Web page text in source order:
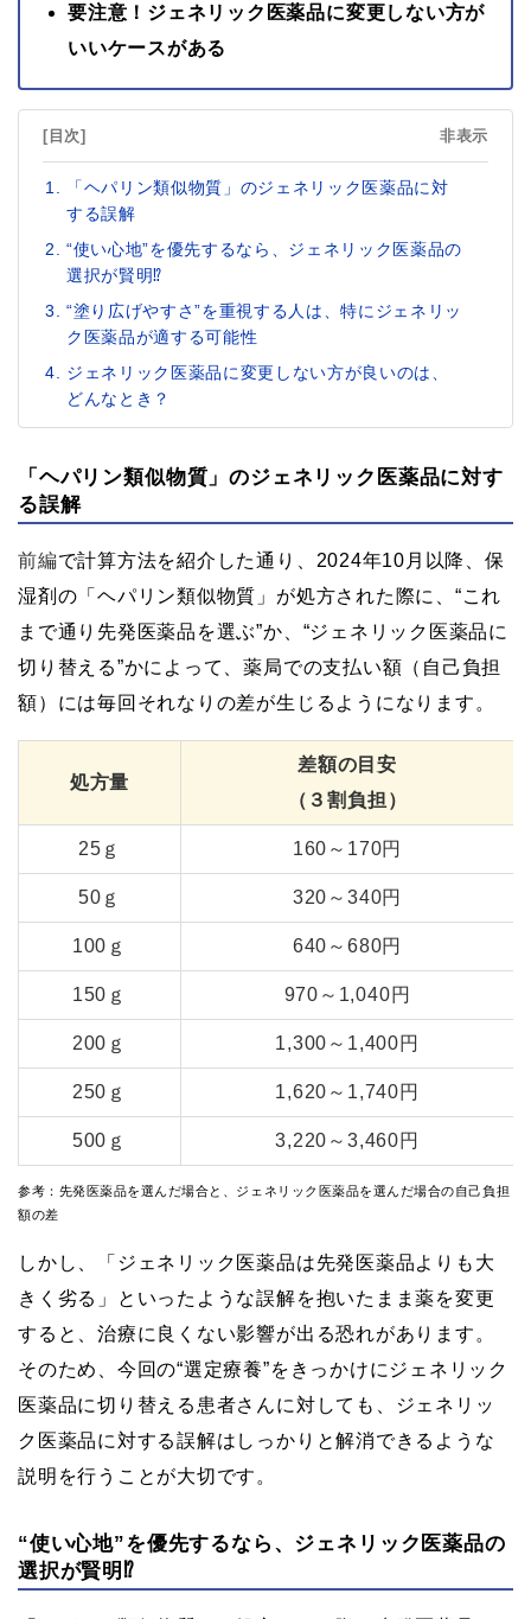
要注意！ジェネリック医薬品に変更しない方が
いいケースがある
[目次] 非表示
「ヘパリン類似物質」のジェネリック医薬品に対
する誤解
“使い心地”を優先するなら、ジェネリック医薬品の
選択が賢明⁉
“塗り広げやすさ”を重視する人は、特にジェネリッ
ク医薬品が適する可能性
ジェネリック医薬品に変更しない方が良いのは、
どんなとき？
「ヘパリン類似物質」のジェネリック医薬品に対す
る誤解
前編で計算方法を紹介した通り、2024年10月以降、保
湿剤の「ヘパリン類似物質」が処方された際に、“これ
まで通り先発医薬品を選ぶ”か、“ジェネリック医薬品に
切り替える”かによって、薬局での支払い額（自己負担
額）には毎回それなりの差が生じるようになります。
処方量
差額の目安
（３割負担）
25ｇ 160～170円
50ｇ 320～340円
100ｇ 640～680円
150ｇ 970～1,040円
200ｇ 1,300～1,400円
250ｇ 1,620～1,740円
500ｇ 3,220～3,460円
参考：先発医薬品を選んだ場合と、ジェネリック医薬品を選んだ場合の自己負担
額の差
しかし、「ジェネリック医薬品は先発医薬品よりも大
きく劣る」といったような誤解を抱いたまま薬を変更
すると、治療に良くない影響が出る恐れがあります。
そのため、今回の“選定療養”をきっかけにジェネリック
医薬品に切り替える患者さんに対しても、ジェネリッ
ク医薬品に対する誤解はしっかりと解消できるような
説明を行うことが大切です。
“使い心地”を優先するなら、ジェネリック医薬品の
選択が賢明⁉